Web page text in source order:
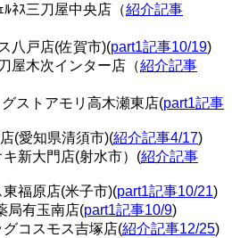
ﾙﾈｽ三刀屋中央店（紹介記事
八戸店(佐賀市)(part1記事10/19)
屋木次インター店（紹介記事
ストアモリ高木瀬東店(part1記事
(愛知県清須市)(紹介記事4/17)
キ新大門店(射水市）(紹介記事
東福原店(米子市)(part1記事10/21)
局有玉南店(part1記事10/9)
グコスモス吉塚店(紹介記事12/25)